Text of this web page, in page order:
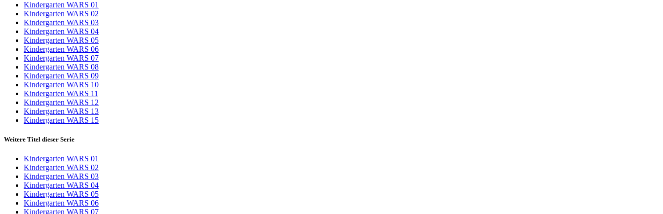
Kindergarten WARS 01
Kindergarten WARS 02
Kindergarten WARS 03
Kindergarten WARS 04
Kindergarten WARS 05
Kindergarten WARS 06
Kindergarten WARS 07
Kindergarten WARS 08
Kindergarten WARS 09
Kindergarten WARS 10
Kindergarten WARS 11
Kindergarten WARS 12
Kindergarten WARS 13
Kindergarten WARS 15
Weitere Titel dieser Serie
Kindergarten WARS 01
Kindergarten WARS 02
Kindergarten WARS 03
Kindergarten WARS 04
Kindergarten WARS 05
Kindergarten WARS 06
Kindergarten WARS 07